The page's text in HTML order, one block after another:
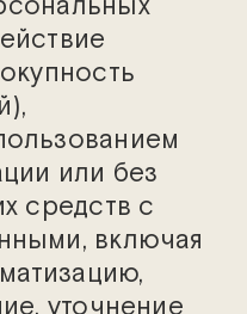
или без
средств с
включая